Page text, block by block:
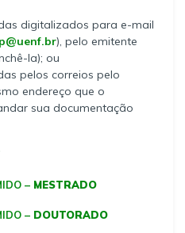
digitalizados para e-mail
), pelo emitente
la); ou
pelos correios pelo
endereço que o
sua documentação
– MESTRADO
– DOUTORADO